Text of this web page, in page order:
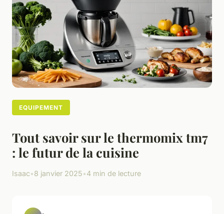
EQUIPEMENT
Tout savoir sur le thermomix tm7
: le futur de la cuisine
Isaac•8 janvier 2025•4 min de lecture